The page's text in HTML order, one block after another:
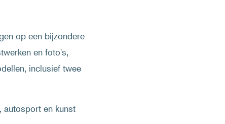
op een bijzondere
en foto's,
inclusief twee
autosport en kunst